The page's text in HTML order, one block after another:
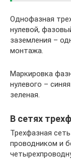
Однофазная
нулевой,
заземления –
монтажа.
Маркировка
нулевого –
зеленая.
В сетях
Трехфазная
проводником и